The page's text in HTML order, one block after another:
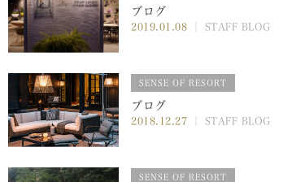
ブログ
2019.01.08 ｜ STAFF BLOG
SENSE OF RESORT
ブログ
2018.12.27 ｜ STAFF BLOG
SENSE OF RESORT